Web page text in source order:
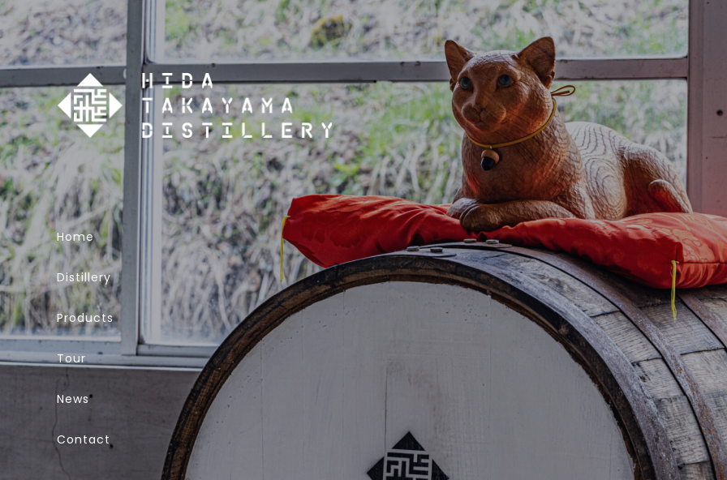
Home
Distillery
Products
Tour
News
Contact